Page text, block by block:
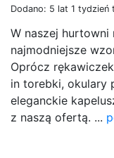
Dodano: 5 lat 1 tydzień
W naszej
najmodniejsze
Oprócz
in torebki, okulary
eleganckie
z naszą ofertą. ...